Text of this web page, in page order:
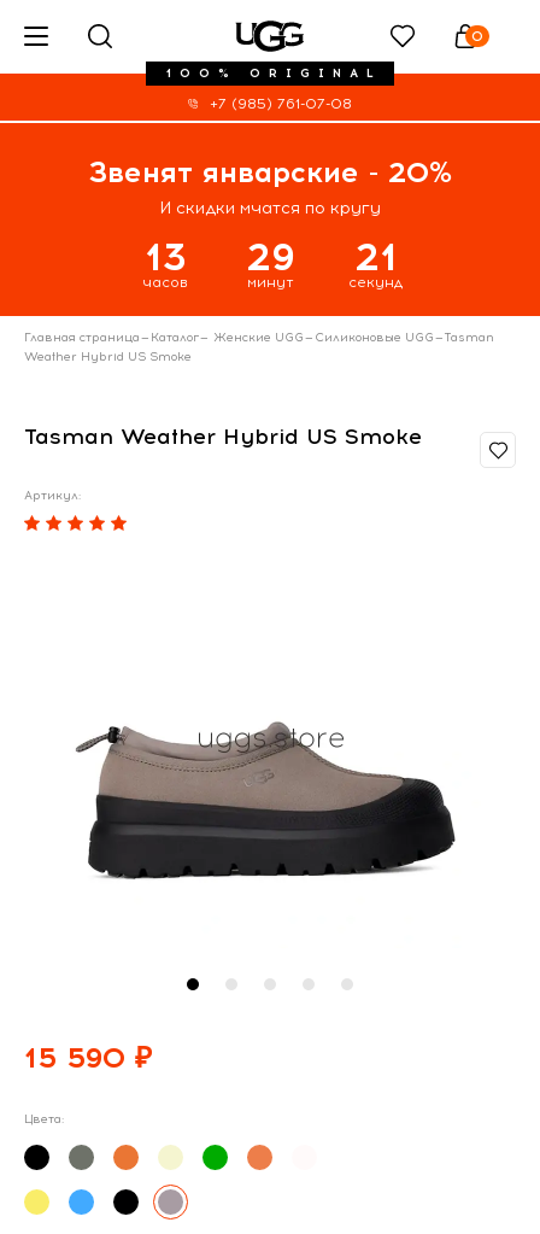
100% ORIGINAL
0
+7 (985) 761-07-08
Звенят январские - 20%
И скидки мчатся по кругу
13
часов
29
минут
20
секунд
Главная страница— Каталог— Женские UGG— Силиконовые UGG—Tasman
Weather Hybrid US Smoke
Tasman Weather Hybrid US Smoke
Артикул:
15 590 ₽
Цвета: